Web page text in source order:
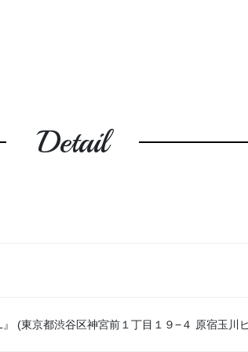
Detail
』 (東京都渋谷区神宮前１丁目１９−４ 原宿玉川